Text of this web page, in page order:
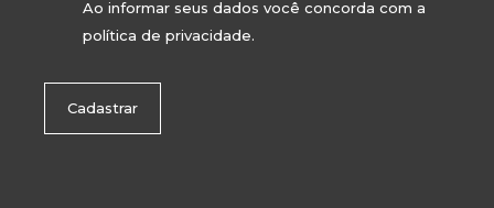
Ao informar seus dados você concorda com a
política de privacidade.